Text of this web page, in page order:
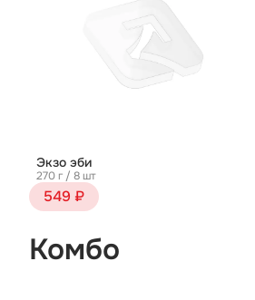
Экзо эби
270 г / 8 шт
549 ₽
Комбо